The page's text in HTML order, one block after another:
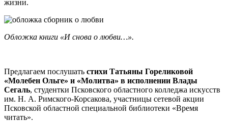
жизни.
Обложка книги «И снова о любви…».
Предлагаем послушать стихи Татьяны Гореликовой
«Молебен Ольге» и «Молитва» в исполнении Влады
Сегаль, студентки Псковского областного колледжа искусств
им. Н. А. Римского-Корсакова, участницы сетевой акции
Псковской областной специальной библиотеки «Время
читать».